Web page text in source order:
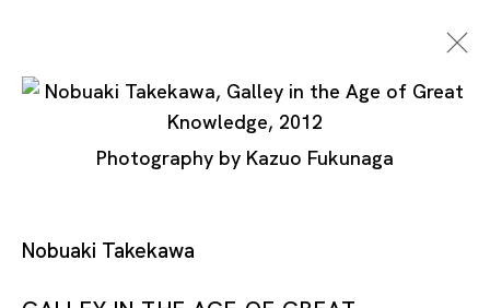
Photography by Kazuo Fukunaga
Nobuaki Takekawa